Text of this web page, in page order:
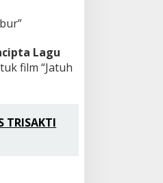
Lagu
film “Jatuh
TRISAKTI